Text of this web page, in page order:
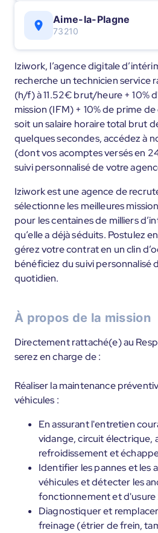
Aime-la-Plagne
73210
Iziwork, l’agence digitale
recherche un technicien service
(h/f) à 11.52€ brut/heure + 10%
mission (IFM) + 10% de prime
soit un salaire horaire total brut
quelques secondes, accédez à
(dont vos acomptes versés en
suivi personnalisé de votre
Iziwork est une agence de
sélectionne les meilleures
pour les centaines de milliers
qu’elle a déjà séduits. Postulez
gérez votre contrat en un clin
bénéficiez du suivi personnalisé
quotidien.
À propos de la mission
Directement rattaché(e) au
serez en charge de :
Réaliser la maintenance
véhicules :
En assurant l'entretien
vidange, circuit électrique,
refroidissement et
Identifier les pannes et les
véhicules et détecter les
fonctionnement et d'usure
Diagnostiquer et
freinage (étrier de frein,